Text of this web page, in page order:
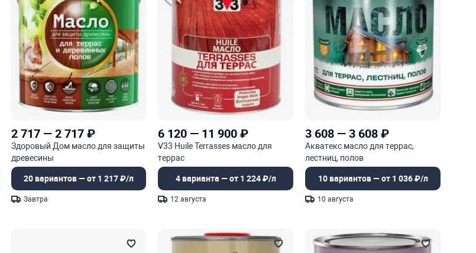
2 717 — 2 717 ₽
Здоровый Дом масло для защиты
древесины
20 вариантов — от 1 217 ₽/л
Завтра
6 120 — 11 900₽
V33 Huile Terrasses масло для
террас
4 варианта — от 1 224 ₽/л
12 августа
3 608 —3 608₽
Акватекс масло для террас,
лестниц, полов
10 вариантов — от 1 036 ₽/л
10 августа